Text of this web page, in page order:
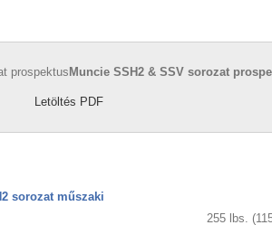
Muncie SSH2 & SSV sorozat
Letöltés PDF
sorozat műszaki
255 lbs.